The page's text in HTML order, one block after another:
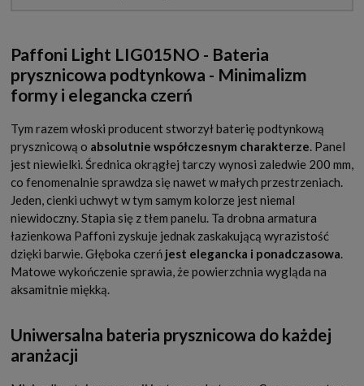
Paffoni Light LIG015NO - Bateria
prysznicowa podtynkowa - Minimalizm
formy i elegancka czerń
Tym razem włoski producent stworzył baterię podtynkową
prysznicową o absolutnie współczesnym charakterze. Panel
jest niewielki. Średnica okrągłej tarczy wynosi zaledwie 200 mm,
co fenomenalnie sprawdza się nawet w małych przestrzeniach.
Jeden, cienki uchwyt w tym samym kolorze jest niemal
niewidoczny. Stapia się z tłem panelu. Ta drobna armatura
łazienkowa Paffoni zyskuje jednak zaskakującą wyrazistość
dzięki barwie. Głęboka czerń jest elegancka i ponadczasowa.
Matowe wykończenie sprawia, że powierzchnia wygląda na
aksamitnie miękką.
Uniwersalna bateria prysznicowa do każdej
aranżacji